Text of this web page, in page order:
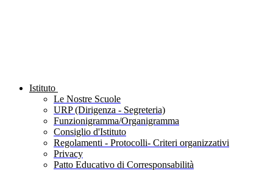
Istituto
Le Nostre Scuole
URP (Dirigenza - Segreteria)
Funzionigramma/Organigramma
Consiglio d'Istituto
Regolamenti - Protocolli- Criteri organizzativi
Privacy
Patto Educativo di Corresponsabilità